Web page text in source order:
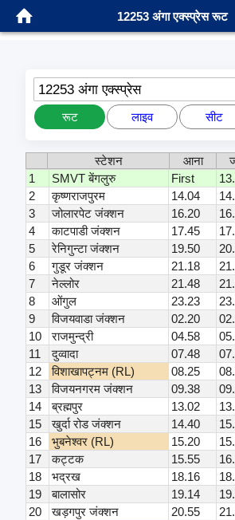
12253 अंगा एक्स्प्रेस रूट
12253 अंगा एक्स्प्रेस
रूट लाइव सीट
स्टेशन आना
1
SMVT बेंगलुरु First
2
कृष्णराजपुरम 14.04
3
जोलारपेट जंक्शन 16.20
4
काटपाडी जंक्शन 17.45
5
रेनिगुन्टा जंक्शन 19.50
6
गुडूर जंक्शन 21.18
7
नेल्लोर 21.48
8
ओंगुल 23.23
9
विजयवाडा जंक्शन 02.20
10
राजमुन्द्री 04.58
11
दुव्वादा 07.48
12
विशाखापट्नम (RL) 08.25
13
विजयनगरम जंक्शन 09.38
14
ब्रह्मपुर 13.02
15
खुर्दा रोड जंक्शन 14.40
16
भुबनेश्वर (RL) 15.20
17
कट्टक 15.55
18
भद्रख 18.16
19
बालासोर 19.14
20
खड़गपुर जंक्शन 20.55